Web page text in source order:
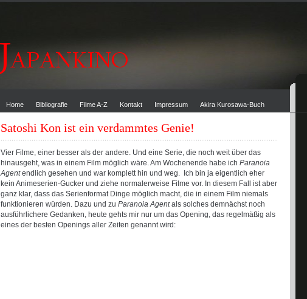
Home Bibliografie Filme A-Z Kontakt Impressum Akira Kurosawa-Buch
Satoshi Kon ist ein verdammtes Genie!
Vier Filme, einer besser als der andere. Und eine Serie, die noch weit über das
hinausgeht, was in einem Film möglich wäre. Am Wochenende habe ich Paranoia
Agentendlich gesehen und war komplett hin und weg. Ich bin ja eigentlich eher
kein Animeserien-Gucker und ziehe normalerweise Filme vor. In diesem Fall ist aber
ganz klar, dass das Serienformat Dinge möglich macht, die in einem Film niemals
funktionieren würden. Dazu und zu Paranoia Agentals solches demnächst noch
ausführlichere Gedanken, heute gehts mir nur um das Opening, das regelmäßig als
eines der besten Openings aller Zeiten genannt wird: